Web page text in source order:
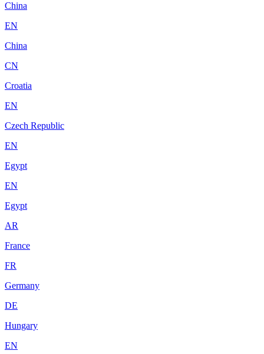
China
EN
China
CN
Croatia
EN
Czech Republic
EN
Egypt
EN
Egypt
AR
France
FR
Germany
DE
Hungary
EN